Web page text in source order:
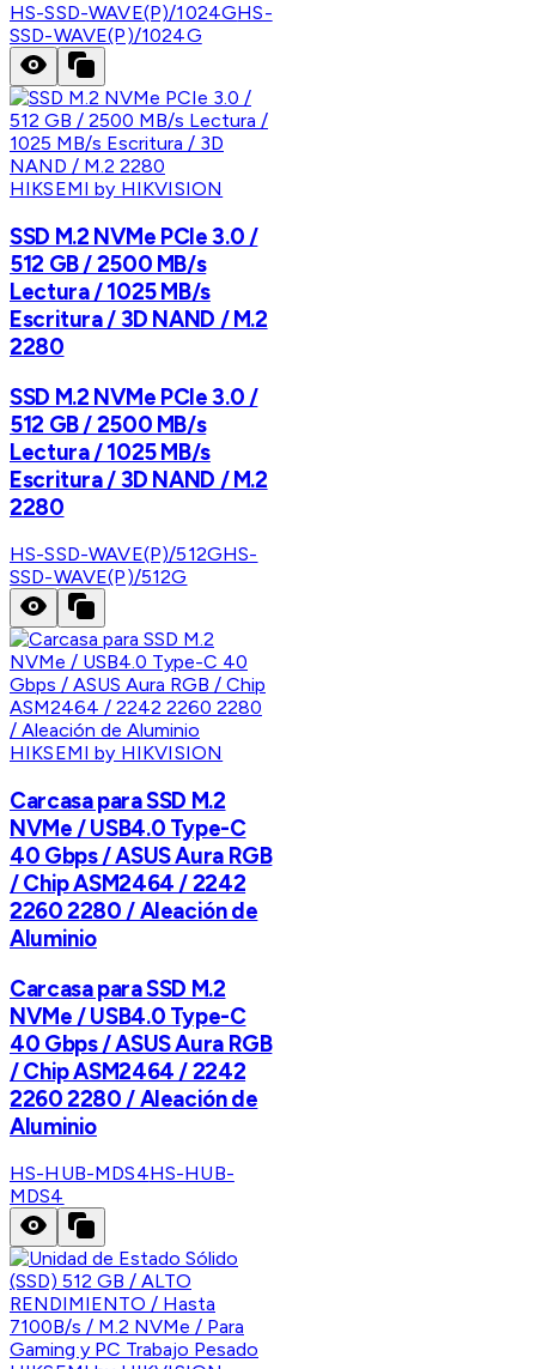
HS-SSD-WAVE(P)/1024GHS-
SSD-WAVE(P)/1024G
HIKSEMI by HIKVISION
SSD M.2 NVMe PCIe 3.0 /
512 GB / 2500 MB/s
Lectura / 1025 MB/s
Escritura / 3D NAND / M.2
2280
SSD M.2 NVMe PCIe 3.0 /
512 GB / 2500 MB/s
Lectura / 1025 MB/s
Escritura / 3D NAND / M.2
2280
HS-SSD-WAVE(P)/512GHS-
SSD-WAVE(P)/512G
HIKSEMI by HIKVISION
Carcasa para SSD M.2
NVMe / USB4.0 Type-C
40 Gbps / ASUS Aura RGB
/ Chip ASM2464 / 2242
2260 2280 / Aleación de
Aluminio
Carcasa para SSD M.2
NVMe / USB4.0 Type-C
40 Gbps / ASUS Aura RGB
/ Chip ASM2464 / 2242
2260 2280 / Aleación de
Aluminio
HS-HUB-MDS4HS-HUB-
MDS4